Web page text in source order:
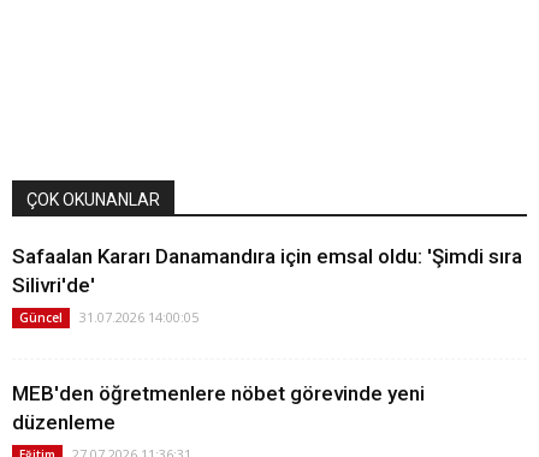
ÇOK OKUNANLAR
Safaalan Kararı Danamandıra için emsal oldu: 'Şimdi sıra
Silivri'de'
Güncel 31.07.2026 14:00:05
MEB'den öğretmenlere nöbet görevinde yeni
düzenleme